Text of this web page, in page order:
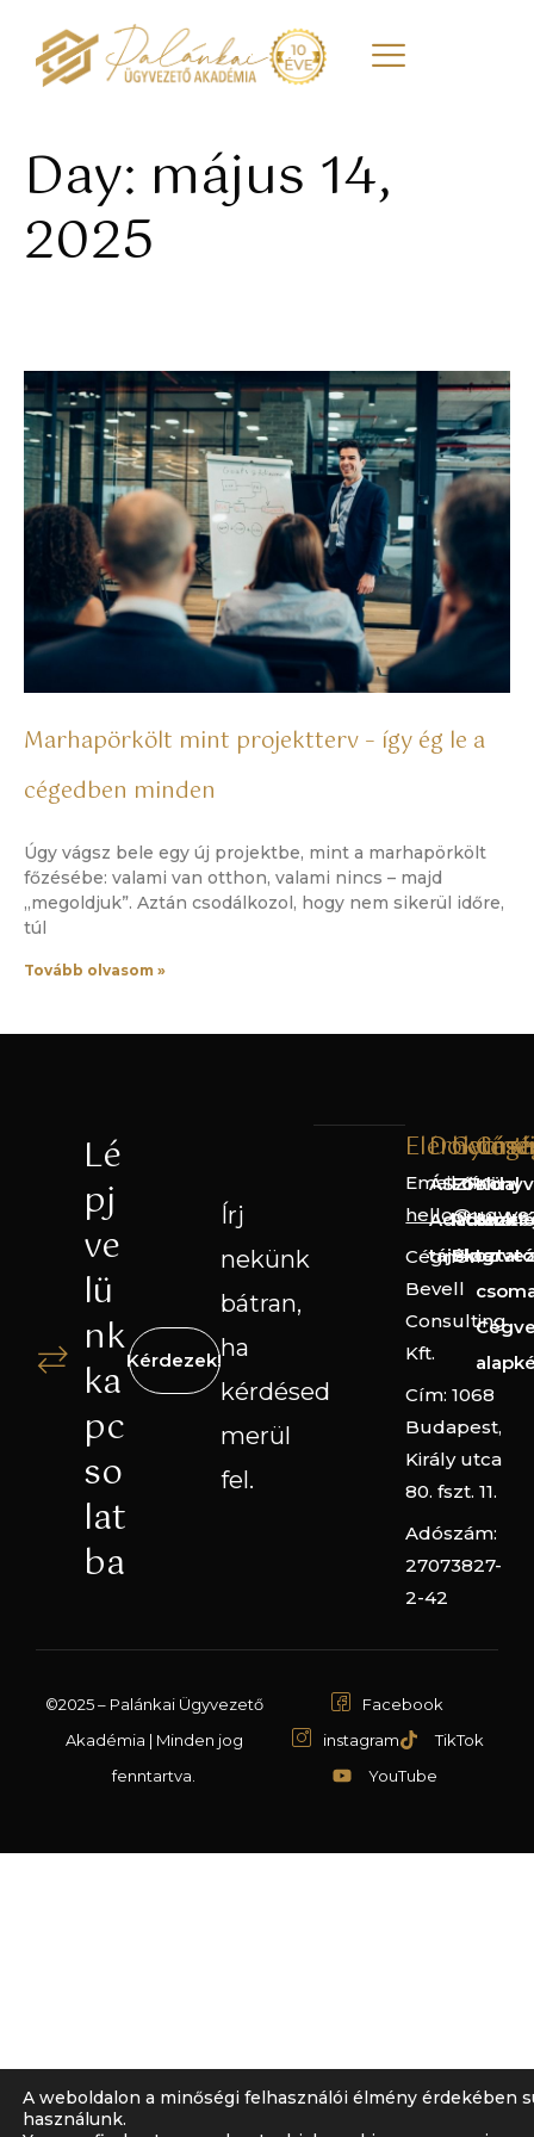
Day: május 14,
2025
Marhapörkölt mint projektterv – így ég le a
cégedben minden
Úgy vágsz bele egy új projektbe, mint a marhapörkölt
főzésébe: valami van otthon, valami nincs – majd
„megoldjuk”. Aztán csodálkozol, hogy nem sikerül időre,
túl
Tovább olvasom »
Lé
pj
ve
lü
nk
ka
pc
so
lat
ba
Kérdezek!
Írj
nekünk
bátran,
ha
kérdésed
merül
fel.
Email cím:
Cégnév:
Bevell
Consulting
Kft.
Cím: 1068
Budapest,
Király utca
80. fszt. 11.
Adószám:
27073827-
2-42
ÁSZF
tájékoztató
Főoldal
Rólunk
Blog
Könyv
©2025 – Palánkai Ügyvezető
Akadémia | Minden jog
fenntartva.
Facebook
instagram
TikTok
YouTube
A weboldalon a minőségi felhasználói élmény érdekében
használunk.